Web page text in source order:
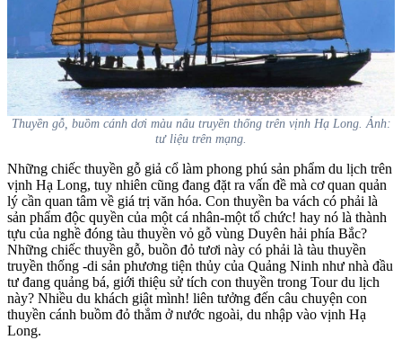
Thuyền gỗ, buồm cánh dơi màu nâu truyền thống trên vịnh Hạ Long. Ảnh:
tư liệu trên mạng.
Những chiếc thuyền gỗ giả cổ làm phong phú sản phẩm du lịch trên
vịnh Hạ Long, tuy nhiên cũng đang đặt ra vấn đề mà cơ quan quản
lý cần quan tâm về giá trị văn hóa. Con thuyền ba vách có phải là
sản phẩm độc quyền của một cá nhân-một tổ chức! hay nó là thành
tựu của nghề đóng tàu thuyền vỏ gỗ vùng Duyên hải phía Bắc?
Những chiếc thuyền gỗ, buồn đỏ tươi này có phải là tàu thuyền
truyền thống -di sản phương tiện thủy của Quảng Ninh như nhà đầu
tư đang quảng bá, giới thiệu sử tích con thuyền trong Tour du lịch
này? Nhiều du khách giật mình! liên tưởng đến câu chuyện con
thuyền cánh buồm đỏ thắm ở nước ngoài, du nhập vào vịnh Hạ
Long.